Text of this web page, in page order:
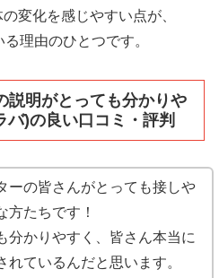
変化を感じやすい点が、
理由のひとつです。
説明がとっても分かりや
)の良い口コミ・評判
ーの皆さんがとっても接しや
方たちです！
分かりやすく、皆さん本当に
れているんだと思います。